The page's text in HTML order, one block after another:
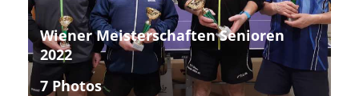
Wiener Meisterschaften Senioren
2022
7 Photos